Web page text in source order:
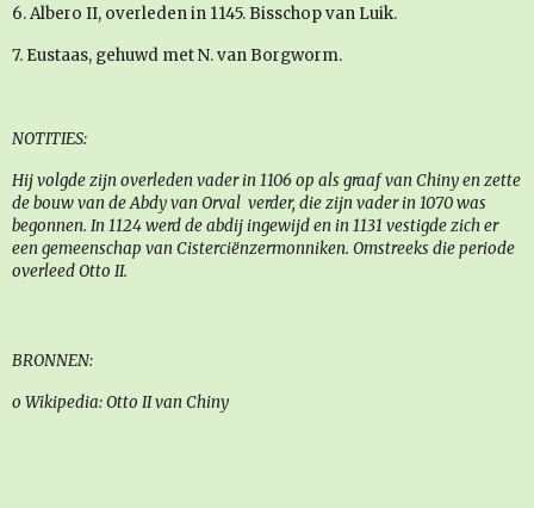
6. Albero II, overleden in 1145. Bisschop van Luik.
7. Eustaas, gehuwd met N. van Borgworm.
NOTITIES:
Hij volgde zijn overleden vader in 1106 op als graaf van Chiny en zette
de bouw van de Abdy van Orval verder, die zijn vader in 1070 was
begonnen. In 1124 werd de abdij ingewijd en in 1131 vestigde zich er
een gemeenschap van Cisterciënzermonniken. Omstreeks die periode
overleed Otto II.
BRONNEN:
o Wikipedia: Otto II van Chiny